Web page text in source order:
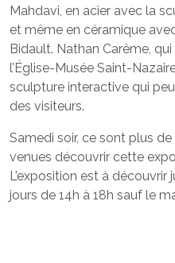
Mahdavi, en acier avec la
et même en céramique
Bidault. Nathan Carême,
l’Église-Musée Saint-
sculpture interactive qui
des visiteurs.
Samedi soir, ce sont plus
venues découvrir cette
L’exposition est à découvrir
jours de 14h à 18h sauf le